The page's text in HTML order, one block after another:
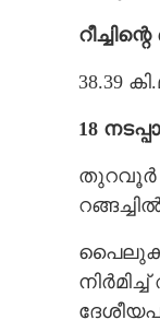
38.39
18
തുറവൂർ
പൈലുകൾ